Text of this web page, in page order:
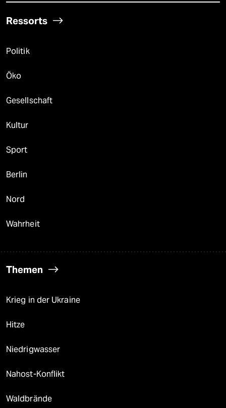
Ressorts
Politik
Öko
Gesellschaft
Kultur
Sport
Berlin
Nord
Wahrheit
Themen
Krieg in der Ukraine
Hitze
Niedrigwasser
Nahost-Konflikt
Waldbrände